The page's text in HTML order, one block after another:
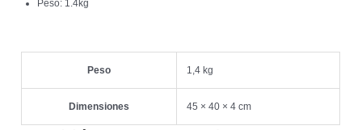
Peso: 1.4kg
Peso 1,4 kg
Dimensiones 45 × 40 × 4 cm